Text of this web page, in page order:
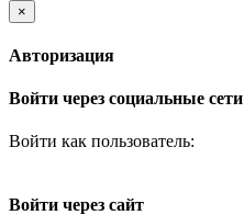
×
Авторизация
Войти через социальные сети
Войти как пользователь:
Войти через сайт